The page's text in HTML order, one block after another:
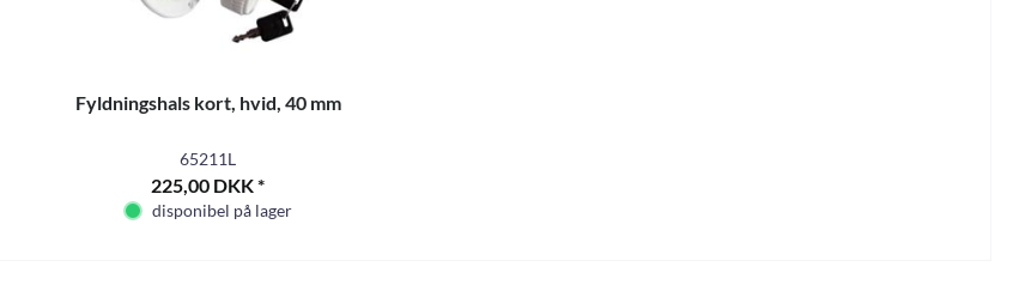
Fyldningshals kort, hvid, 40 mm
65211L
225,00 DKK *
disponibel på lager